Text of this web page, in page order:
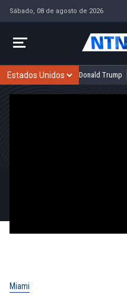
Sábado, 08 de agosto de 2026
Donald Trump
Miami